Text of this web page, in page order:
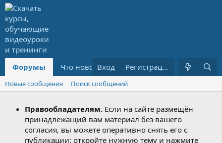
Форумы Что нового? Ресурсы PREMIUM
Вход Регистрация
Новые сообщения Поиск сообщений
Правообладателям. Если на сайте размещён
принадлежащий вам материал без вашего
согласия, вы можете оперативно снять его с
публикации: откройте нужную тему и нажмите